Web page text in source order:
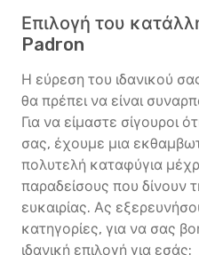
Επιλογή του
Padron
Η εύρεση του ιδανικού
θα πρέπει να είναι
Για να είμαστε σίγουροι
σας, έχουμε μια
πολυτελή καταφύγια
παραδείσους που δίνουν
ευκαιρίας. Ας
κατηγορίες, για να σας
ιδανική επιλογή για εσάς: